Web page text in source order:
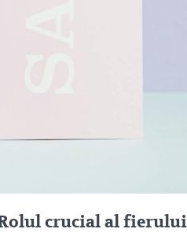
Rolul crucial al fierului